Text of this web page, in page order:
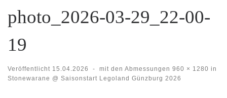
photo_2026-03-29_22-00-
19
Veröffentlicht 15.04.2026 - mit den Abmessungen 960 × 1280 in
Stonewarane @ Saisonstart Legoland Günzburg 2026